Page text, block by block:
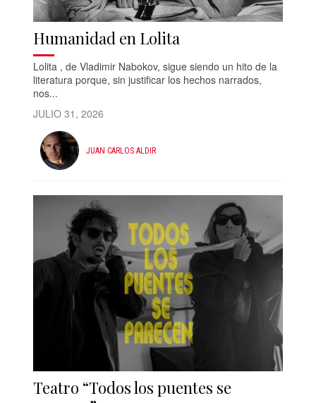
Humanidad en Lolita
Lolita , de Vladimir Nabokov, sigue siendo un hito de la
literatura porque, sin justificar los hechos narrados,
nos...
JULIO 31, 2026
JUAN CARLOS ALDIR
Teatro “Todos los puentes se